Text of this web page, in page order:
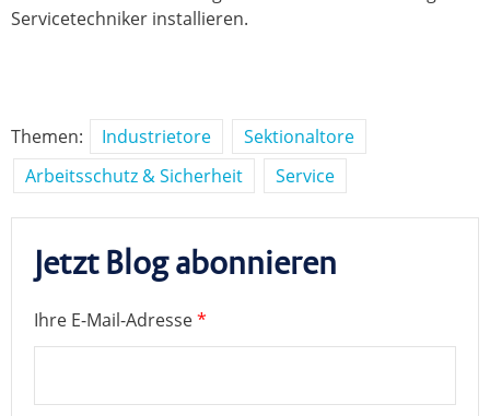
Servicetechniker installieren.
Themen: Industrietore
Sektionaltore
Arbeitsschutz & Sicherheit
Service
Jetzt Blog abonnieren
Ihre E-Mail-Adresse*